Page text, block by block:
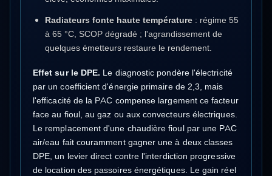
Radiateurs fonte haute température : régime 55
à 65 °C, SCOP dégradé ; l'agrandissement de
quelques émetteurs restaure le rendement.
Effet sur le DPE. Le diagnostic pondère l'électricité
par un coefficient d'énergie primaire de 2,3, mais
l'efficacité de la PAC compense largement ce facteur
face au fioul, au gaz ou aux convecteurs électriques.
Le remplacement d'une chaudière fioul par une PAC
air/eau fait couramment gagner une à deux classes
DPE, un levier direct contre l'interdiction progressive
de location des passoires énergétiques. Le gain réel